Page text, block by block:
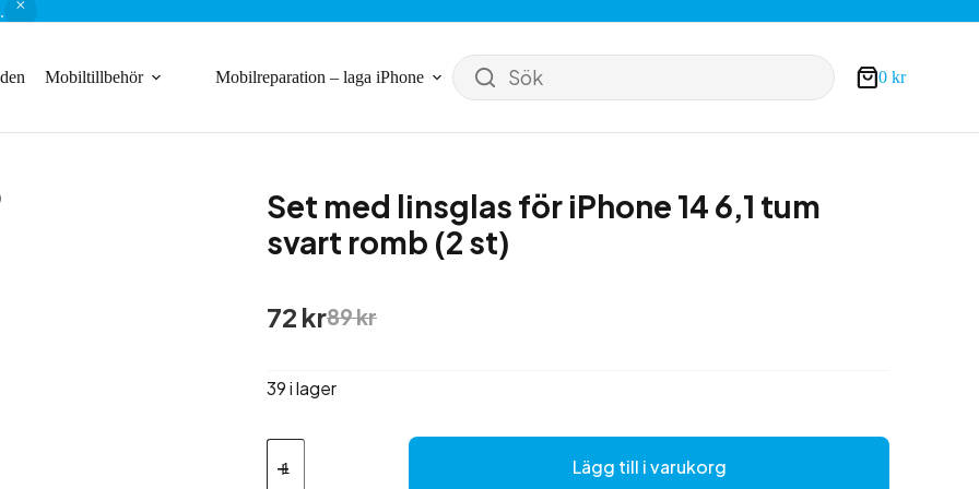
Mobiltillbehör Mobilreparation – laga iPhone Sök Varukorg
0 kr
Set med linsglas för iPhone 14 6,1 tum
svart romb (2 st)
89kr
Det
ursprungliga
var:
72 krDet
nuvarande
är:
39 i lager
Set
med
Lägg till i varukorg